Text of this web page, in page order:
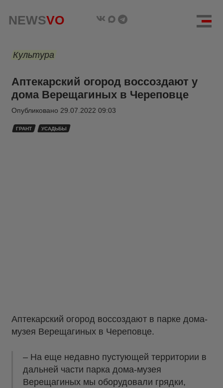
NEWSVO
Культура
Аптекарский огород воссоздают у
дома Верещагиных в Череповце
Опубликовано 29.07.2022 09:03
ГРАНТ УСАДЬБЫ
Аптекарский огород воссоздают в парке дома-
музея Верещагиных в Череповце.
– На еще недавно пустующей территории в
дальней части парка дома-музея
Верещагиных мы оборудовали грядки,